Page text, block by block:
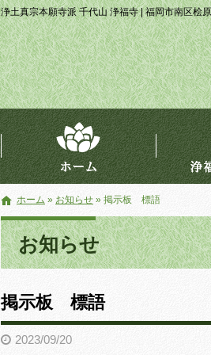
浄土真宗本願寺派 千代山 浄福寺 | 福岡市南区桧原
ホーム » お知らせ » 掲示板 標語
お知らせ
掲示板 標語
2023/09/20